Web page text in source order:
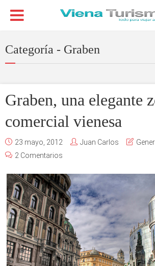
Categoría - Graben
Graben, una elegante
comercial vienesa
23 mayo, 2012 Juan Carlos
2 Comentarios